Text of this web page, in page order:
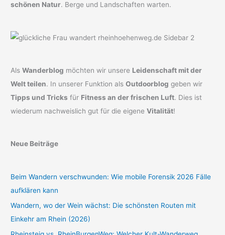
schönen Natur. Berge und Landschaften warten.
AlsWanderblog möchten wir unsere Leidenschaft mit der
Welt teilen. In unserer Funktion alsOutdoorblog geben wir
Tipps und Tricks für Fitness an der frischen Luft. Dies ist
wiederum nachweislich gut für die eigeneVitalität!
Neue Beiträge
Beim Wandern verschwunden: Wie mobile Forensik 2026 Fälle
aufklären kann
Wandern, wo der Wein wächst: Die schönsten Routen mit
Einkehr am Rhein (2026)